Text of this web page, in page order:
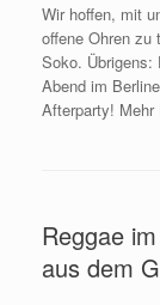
Wir hoffen, mit
offene Ohren zu
Soko. Übrigens:
Abend im
Afterparty! Mehr
Reggae
aus dem